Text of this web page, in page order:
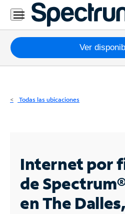
Residencial
Business
Paquetes
Internet
Business
Contáctanos
Ver
Todas las ubicaciones
Internet por
de
en The